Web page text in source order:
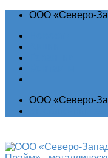
ООО «Северо-
ООО «Северо-